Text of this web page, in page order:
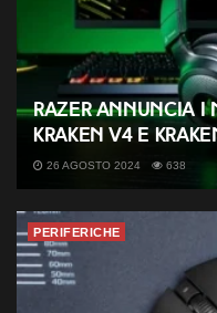
Razer annuncia i
Kraken V4 e
26 AGOSTO 2024 638
PERIFERICHE